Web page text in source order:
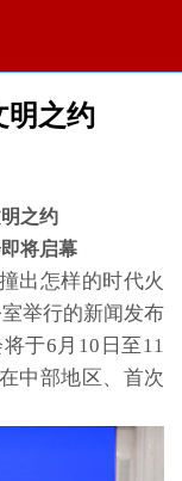
明之约
之约
将启幕
出怎样的时代火
举行的新闻发布
于6月10日至11
中部地区、首次